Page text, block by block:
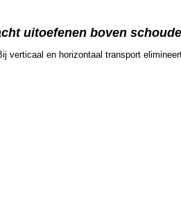
uitoefenen boven
en horizontaal transport